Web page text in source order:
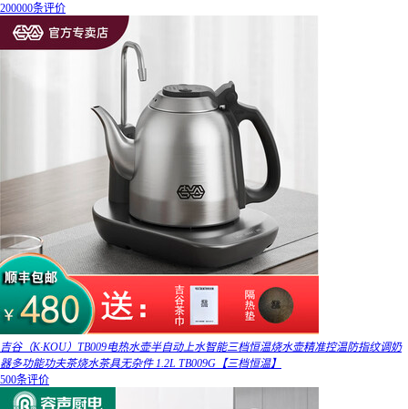
200000条评价
吉谷（K·KOU）TB009电热水壶半自动上水智能三档恒温烧水壶精准控温防指纹调奶
器多功能功夫茶烧水茶具无杂件 1.2L TB009G【三档恒温】
500条评价